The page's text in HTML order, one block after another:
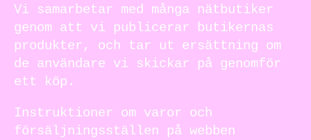
Vi samarbetar med många nätbutiker
genom att vi publicerar butikernas
produkter, och tar ut ersättning om
de användare vi skickar på genomför
ett köp.
Instruktioner om varor och
försäljningsställen på webben